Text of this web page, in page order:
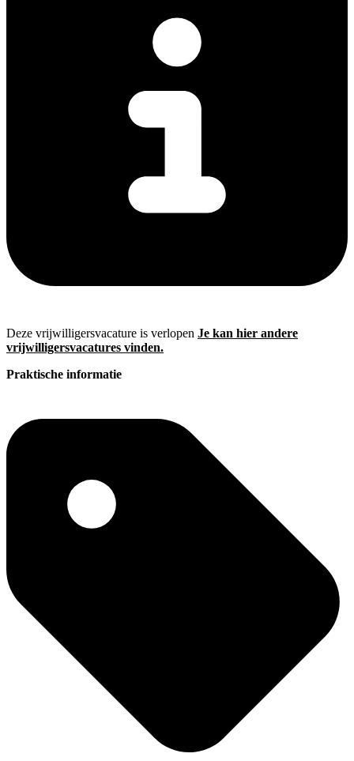
Deze vrijwilligersvacature is verlopen Je kan hier andere
vrijwilligersvacatures vinden.
Praktische informatie